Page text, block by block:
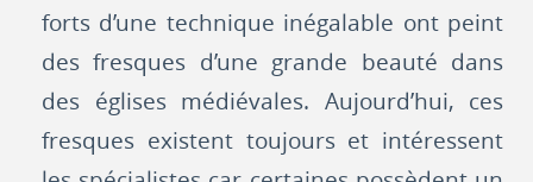
forts d’une technique inégalable ont peint
des fresques d’une grande beauté dans
des églises médiévales. Aujourd’hui, ces
fresques existent toujours et intéressent